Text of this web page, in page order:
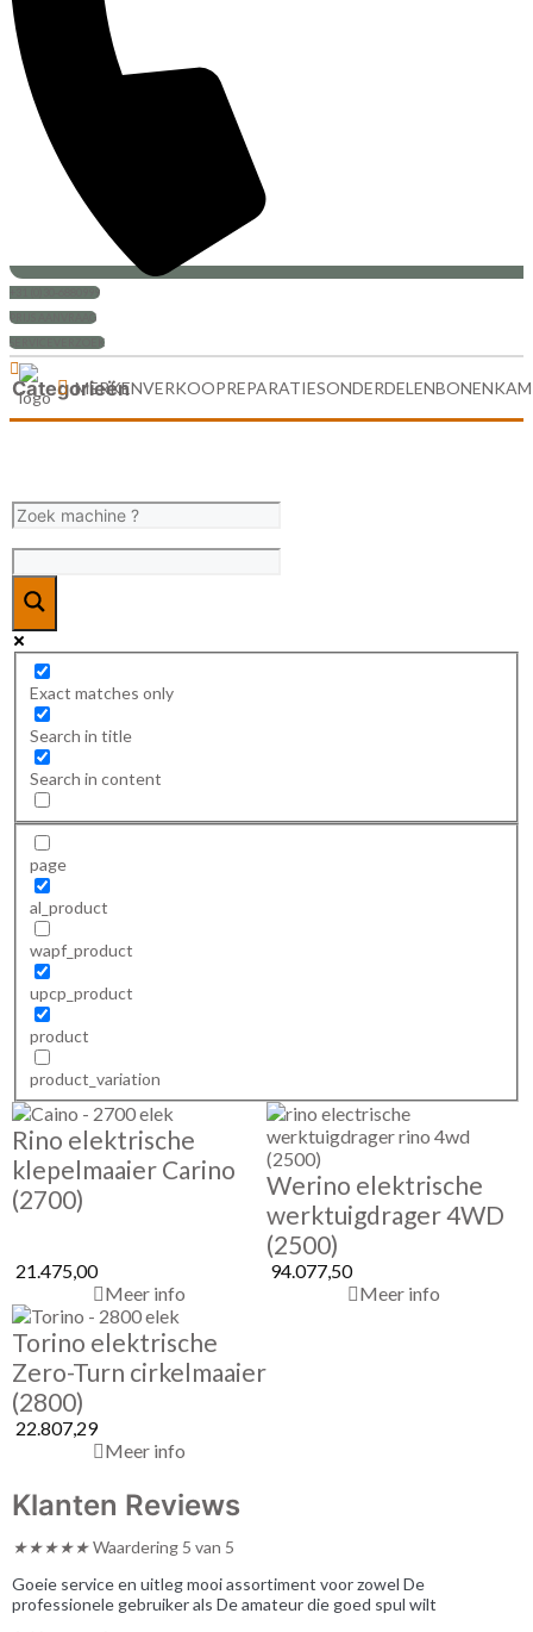
+31 (0)30-6880999
PRIJS AANVRAAG
SERVICEVERZOEK
MERKENVERKOOPREPARATIESONDERDELEN
Categorieën
Exact matches only
Search in title
Search in content
page
al_product
wapf_product
upcp_product
product
product_variation
Rino elektrische
klepelmaaier Carino
(2700)
21.475,00
Meer info
Werino elektrische
werktuigdrager 4WD
(2500)
94.077,50
Meer info
Torino elektrische
Zero-Turn cirkelmaaier
(2800)
22.807,29
Meer info
Klanten Reviews
★★★★★Waardering 5 van 5
Goeie service en uitleg mooi assortiment voor zowel De
professionele gebruiker als De amateur die goed spul wilt